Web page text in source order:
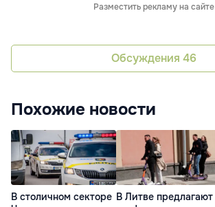
Разместить рекламу на сайте
Обсуждения 46
Похожие новости
В столичном секторе В Литве предлагают